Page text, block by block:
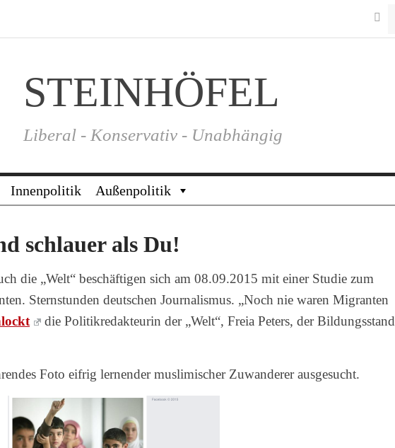
STEINHÖFEL
Liberal - Konservativ - Unabhängig
Innenpolitik Außenpolitik
schlauer als Du!
die „Welt“ beschäftigen sich am 08.09.2015 mit einer Studie zum
Sternstunden deutschen Journalismus. „Noch nie waren Migranten
die Politikredakteurin der „Welt“, Freia Peters, der Bildungsstand
Foto eifrig lernender muslimischer Zuwanderer ausgesucht.